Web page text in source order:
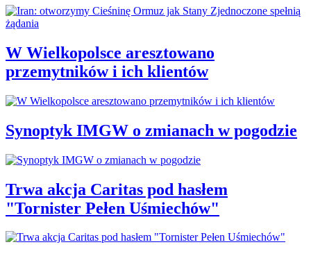
W Wielkopolsce aresztowano
przemytników i ich klientów
Synoptyk IMGW o zmianach w pogodzie
Trwa akcja Caritas pod hasłem
"Tornister Pełen Uśmiechów"